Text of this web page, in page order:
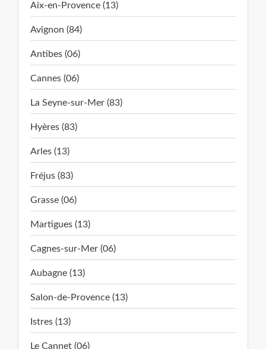
Aix-en-Provence (13)
Avignon (84)
Antibes (06)
Cannes (06)
La Seyne-sur-Mer (83)
Hyères (83)
Arles (13)
Fréjus (83)
Grasse (06)
Martigues (13)
Cagnes-sur-Mer (06)
Aubagne (13)
Salon-de-Provence (13)
Istres (13)
Le Cannet (06)